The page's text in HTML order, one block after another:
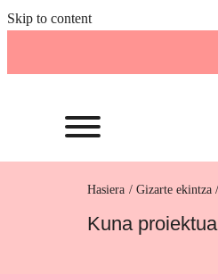
Skip to content
Hasiera
Kuna proiektua